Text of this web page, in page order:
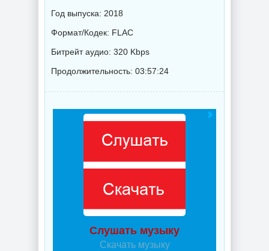
Год выпуска: 2018
Формат/Кодек: FLAC
Битрейт аудио: 320 Kbps
Продолжительность: 03:57:24
Слушать музыку
Скачать музыку